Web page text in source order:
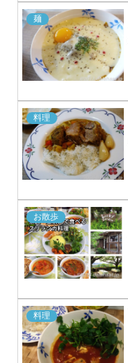
麺
料理
お散歩
料理